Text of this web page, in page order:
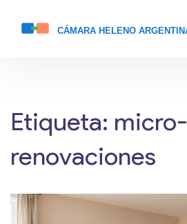
Etiqueta: micro-
renovaciones